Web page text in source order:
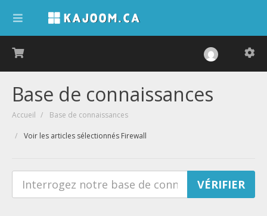
Base de connaissances
Accueil Base de connaissances
Voir les articles sélectionnés Firewall